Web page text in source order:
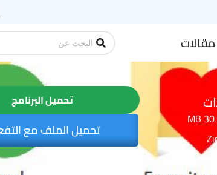
مقالات
Search
...
تحميل البرنامج
تحميل الملف مع